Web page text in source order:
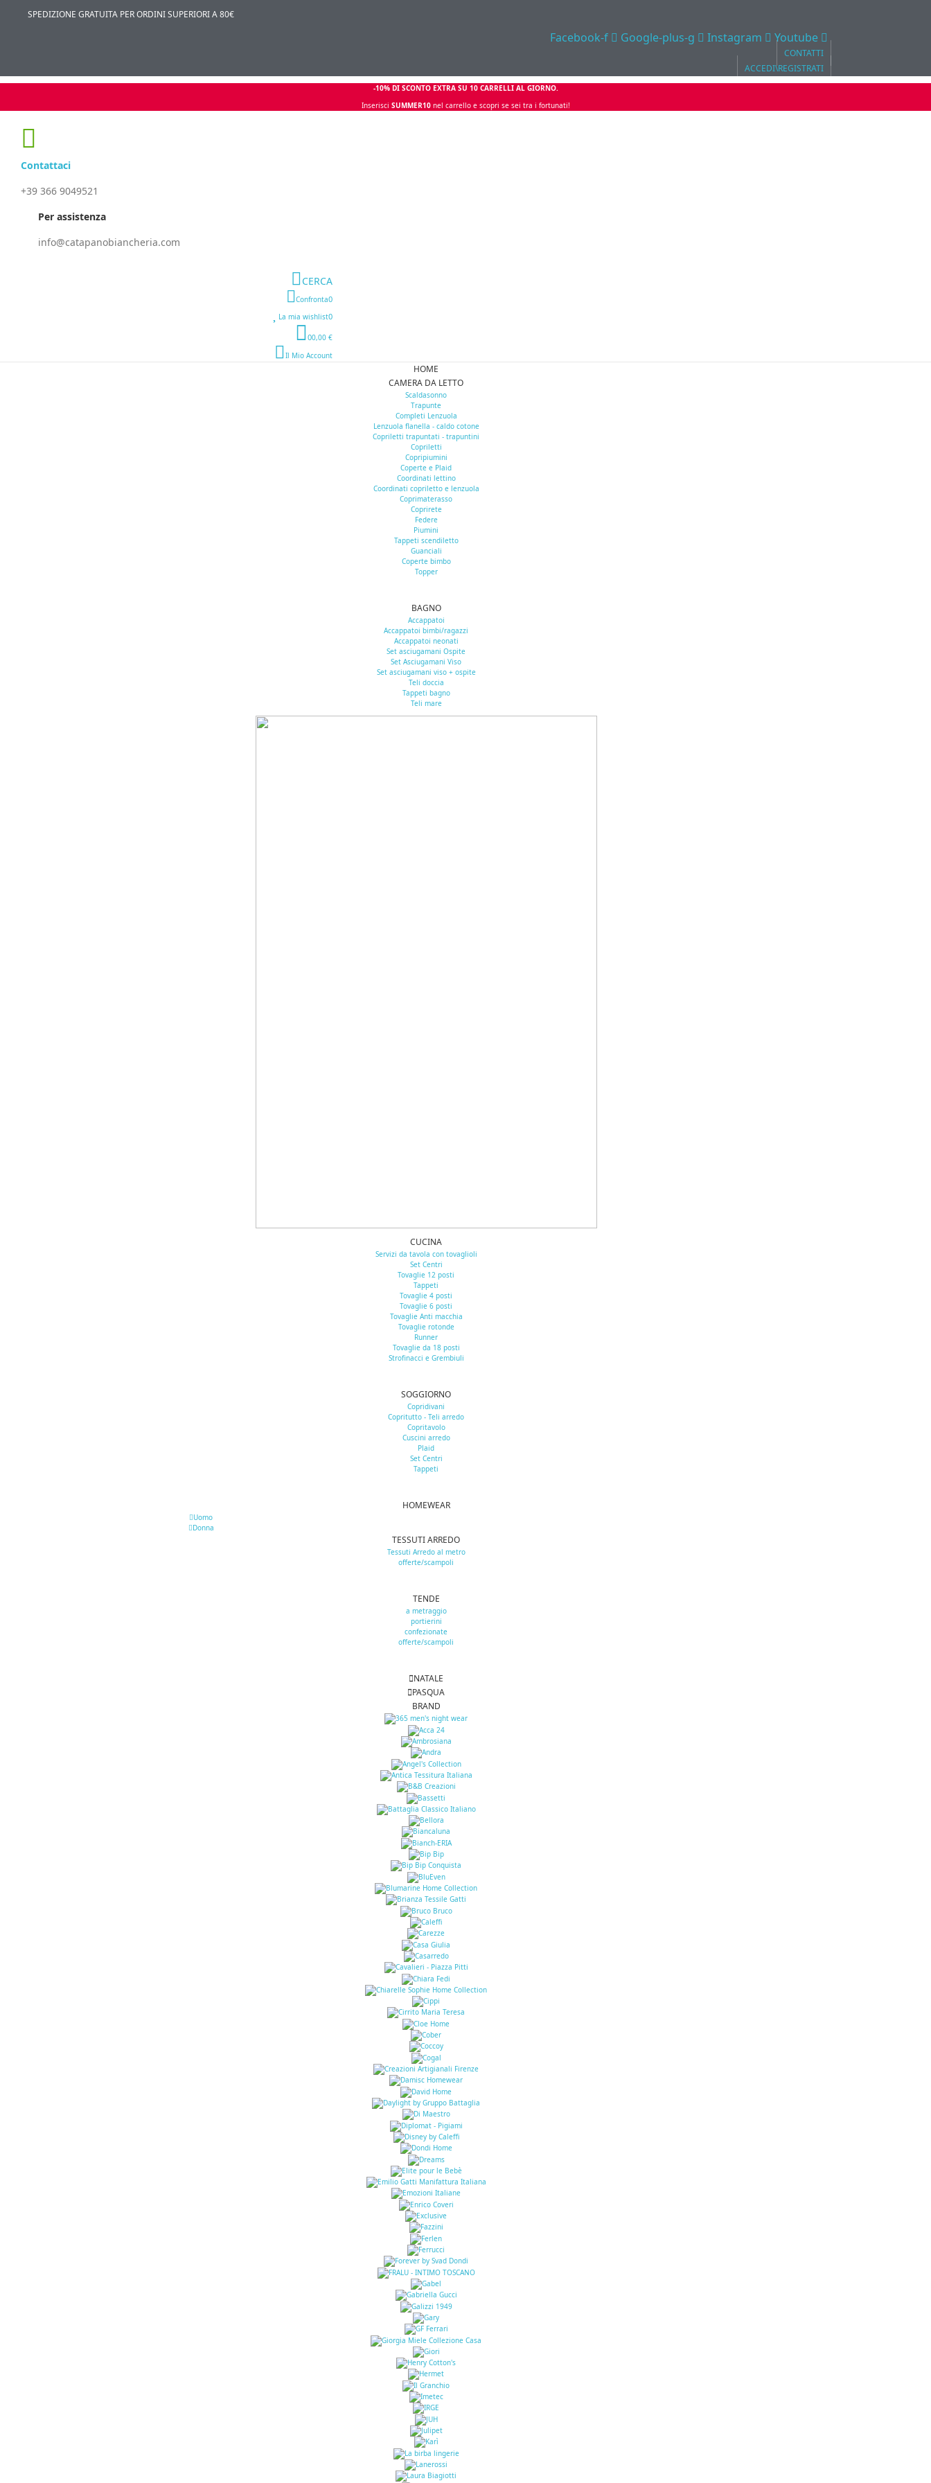
SPEDIZIONE GRATUITA PER ORDINI SUPERIORI A 80€
Facebook-f Google-plus-g Instagram Youtube
CONTATTI
ACCEDI\REGISTRATI
-10% DI SCONTO EXTRA SU 10 CARRELLI AL GIORNO.
Inserisci SUMMER10 nel carrello e scopri se sei tra i fortunati!
Contattaci
+39 366 9049521
Per assistenza
info@catapanobiancheria.com
CERCA
Confronta0
La mia wishlist0
00,00 €
Il Mio Account
HOME
CAMERA DA LETTO
Scaldasonno
Trapunte
Completi Lenzuola
Lenzuola flanella - caldo cotone
Copriletti trapuntati - trapuntini
Copriletti
Copripiumini
Coperte e Plaid
Coordinati lettino
Coordinati copriletto e lenzuola
Coprimaterasso
Coprirete
Federe
Piumini
Tappeti scendiletto
Guanciali
Coperte bimbo
Topper
BAGNO
Accappatoi
Accappatoi bimbi/ragazzi
Accappatoi neonati
Set asciugamani Ospite
Set Asciugamani Viso
Set asciugamani viso + ospite
Teli doccia
Tappeti bagno
Teli mare
CUCINA
Servizi da tavola con tovaglioli
Set Centri
Tovaglie 12 posti
Tappeti
Tovaglie 4 posti
Tovaglie 6 posti
Tovaglie Anti macchia
Tovaglie rotonde
Runner
Tovaglie da 18 posti
Strofinacci e Grembiuli
SOGGIORNO
Copridivani
Copritutto - Teli arredo
Copritavolo
Cuscini arredo
Plaid
Set Centri
Tappeti
HOMEWEAR
Uomo
Donna
TESSUTI ARREDO
Tessuti Arredo al metro
offerte/scampoli
TENDE
a metraggio
portierini
confezionate
offerte/scampoli
NATALE
PASQUA
BRAND